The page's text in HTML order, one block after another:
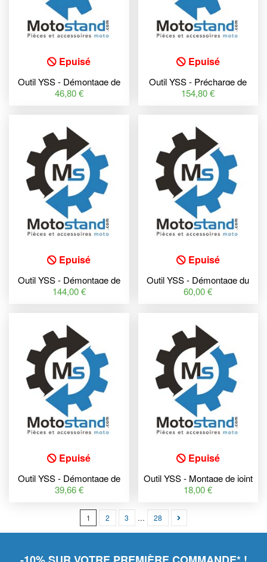
Epuisé
Outil YSS - Démontage de
bouchon de fourche
46,80 €
Epuisé
Outil YSS - Précharge de
gaz
154,80 €
Epuisé
Outil YSS - Démontage de
bouchon de fourche
144,00 €
Epuisé
Outil YSS - Démontage du
bloc d'étanchéité
60,00 €
Epuisé
Outil YSS - Démontage de
bouchon de fourche
39,66 €
Epuisé
Outil YSS - Montage de joint
d'étanchéité 8
18,00 €
1 2 3 … 28